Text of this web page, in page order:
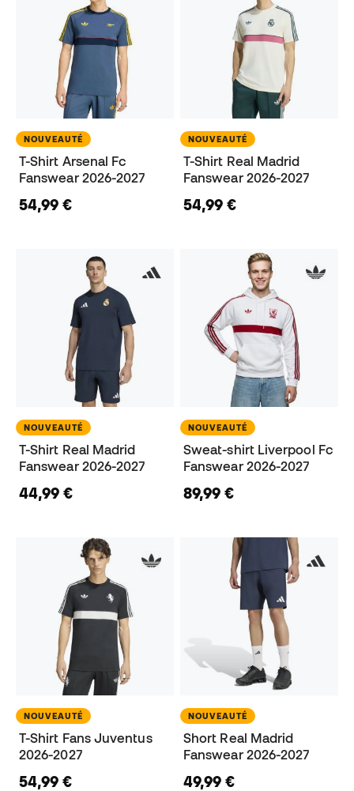
NOUVEAUTÉ
T-Shirt Arsenal Fc
Fanswear 2026-2027
54,99 €
NOUVEAUTÉ
T-Shirt Real Madrid
Fanswear 2026-2027
54,99 €
NOUVEAUTÉ
T-Shirt Real Madrid
Fanswear 2026-2027
44,99 €
NOUVEAUTÉ
Sweat-shirt Liverpool Fc
Fanswear 2026-2027
89,99 €
NOUVEAUTÉ
T-Shirt Fans Juventus
2026-2027
54,99 €
NOUVEAUTÉ
Short Real Madrid
Fanswear 2026-2027
49,99 €